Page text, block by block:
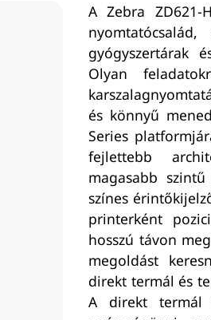
A Zebra ZD621-
gyógyszertárak
Olyan
és könnyű
Series
fejlettebb
magasabb
színes
printerként
hosszú távon
megoldást
direkt termál és
A direkt termál